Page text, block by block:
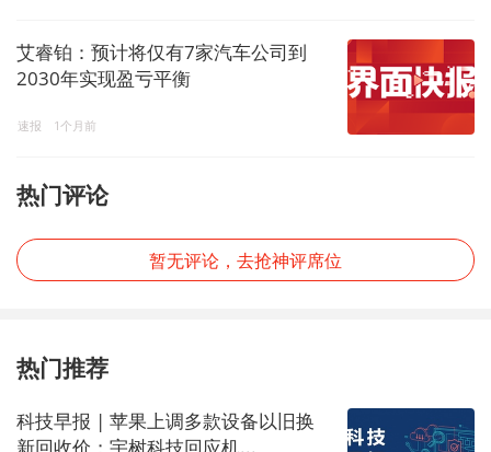
艾睿铂：预计将仅有7家汽车公司到
2030年实现盈亏平衡
速报 1个月前
热门评论
暂无评论，去抢神评席位
热门推荐
科技早报 | 苹果上调多款设备以旧换